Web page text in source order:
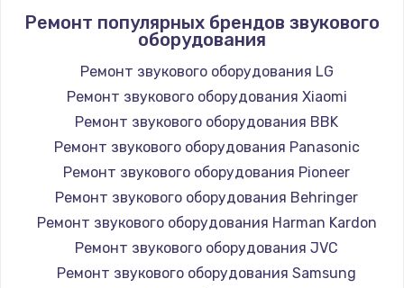
Замена / ремонт электронного модуля
управления
600 руб.
Заказать
Замена конфорки
Заказать
Замена платы сенсора
Ремонт популярных брендов звукового
оборудования
Ремонт звукового оборудования LG
Ремонт звукового оборудования Xiaomi
Ремонт звукового оборудования BBK
Ремонт звукового оборудования Panasonic
Ремонт звукового оборудования Pioneer
Ремонт звукового оборудования Behringer
Ремонт звукового оборудования Harman Kardon
Ремонт звукового оборудования JVC
Ремонт звукового оборудования Samsung